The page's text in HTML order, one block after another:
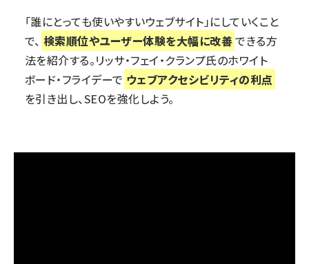
「誰にとっても使いやすいウェブサイト」にしていくこと
で、 検索順位やユーザー体験を大幅に改善できる方
法を紹介する。リッサ・フェイ・クランプ氏のホワイト
ボード・フライデーで ウェブアクセシビリティの利点
を引き出し、SEOを強化しよう。